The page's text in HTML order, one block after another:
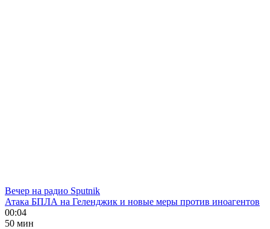
Вечер на радио Sputnik
Атака БПЛА на Геленджик и новые меры против иноагентов
00:04
50 мин